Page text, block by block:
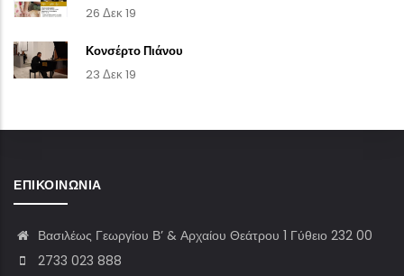
26 Δεκ 19
Κονσέρτο Πιάνου
23 Δεκ 19
ΕΠΙΚΟΙΝΩΝΊΑ
Βασιλέως Γεωργίου Β’ & Αρχαίου Θεάτρου 1 Γύθειο 232 00
2733 023 888